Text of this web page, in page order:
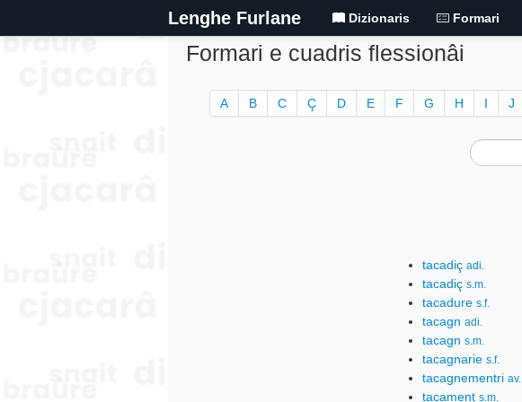
Lenghe Furlane Dizionaris Formari
Formari e cuadris flessionâi
A B C Ç D E F G H I J
tacadiçadi.
tacadiçs.m.
tacadures.f.
tacagnadi.
tacagns.m.
tacagnaries.f.
tacagnementriav.
tacaments.m.